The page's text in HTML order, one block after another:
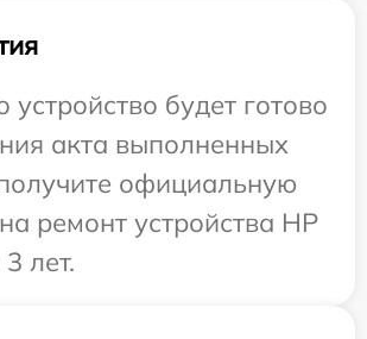
устройство будет готово
акта выполненных
официальную
ремонт устройства HP
лет.